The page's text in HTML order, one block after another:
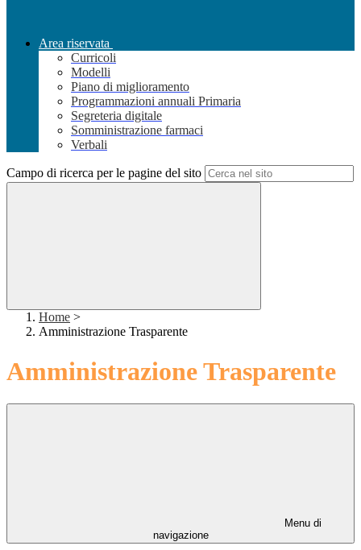
Area riservata
Curricoli
Modelli
Piano di miglioramento
Programmazioni annuali Primaria
Segreteria digitale
Somministrazione farmaci
Verbali
Campo di ricerca per le pagine del sito
Home >
Amministrazione Trasparente
Amministrazione Trasparente
Menu di
navigazione